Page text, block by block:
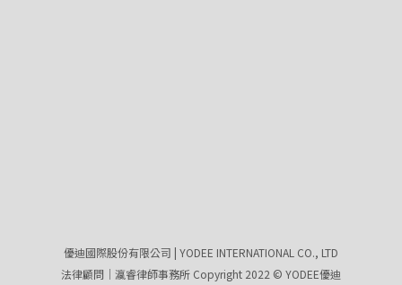
優迪國際股份有限公司 | YODEE INTERNATIONAL CO., LTD
法律顧問｜瀛睿律師事務所 Copyright 2022 © YODEE優迪